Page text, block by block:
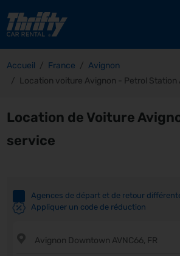
Accueil France
Avignon
Location voiture Avignon - Petrol Station
Location de Voiture
service
Agences de départ et de retour
Appliquer un code de réduction